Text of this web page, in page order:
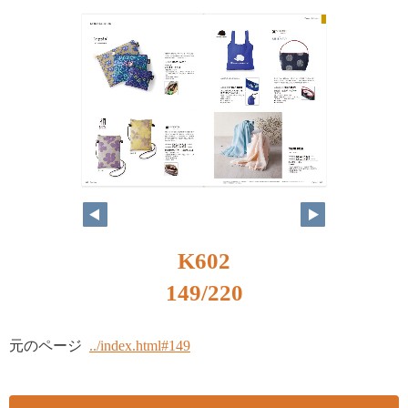
K602
149/220
元のページ ../index.html#149